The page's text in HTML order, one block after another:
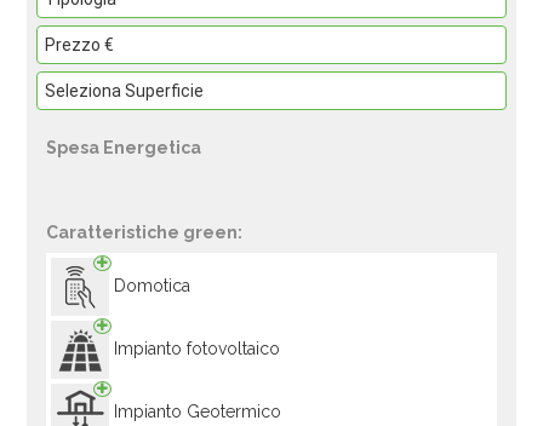
Spesa Energetica
Caratteristiche green:
Domotica
Impianto fotovoltaico
Impianto Geotermico